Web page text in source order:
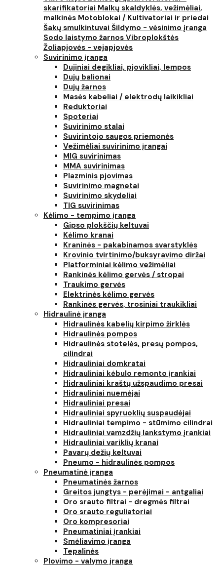
skarifikatoriai Malkų skaldyklės, vežimėliai,
malkinės Motoblokai / Kultivatoriai ir priedai
Šakų smulkintuvai Šildymo - vėsinimo įranga
Sodo laistymo žarnos Vibroplokštės
Žoliapjovės - vejapjovės
Suvirinimo įranga
Dujiniai degikliai, pjovikliai, lempos
Dujų balionai
Dujų žarnos
Masės kabeliai / elektrodų laikikliai
Reduktoriai
Spoteriai
Suvirinimo stalai
Suvirintojo saugos priemonės
Vežimėliai suvirinimo įrangai
MIG suvirinimas
MMA suvirinimas
Plazminis pjovimas
Suvirinimo magnetai
Suvirinimo skydeliai
TIG suvirinimas
Kėlimo - tempimo įranga
Gipso plokščių keltuvai
Kėlimo kranai
Kraninės - pakabinamos svarstyklės
Krovinio tvirtinimo/buksyravimo diržai
Platforminiai kėlimo vežimėliai
Rankinės kėlimo gervės / stropai
Traukimo gervės
Elektrinės kėlimo gervės
Rankinės gervės, trosiniai traukikliai
Hidraulinė įranga
Hidraulinės kabelių kirpimo žirklės
Hidraulinės pompos
Hidraulinės stotelės, presų pompos,
cilindrai
Hidrauliniai domkratai
Hidrauliniai kėbulo remonto įrankiai
Hidrauliniai kraštų užspaudimo presai
Hidrauliniai nuemėjai
Hidrauliniai presai
Hidrauliniai spyruoklių suspaudėjai
Hidrauliniai tempimo - stūmimo cilindrai
Hidrauliniai vamzdžių lankstymo įrankiai
Hidrauliniai variklių kranai
Pavarų dežių keltuvai
Pneumo - hidraulinės pompos
Pneumatinė įranga
Pneumatinės žarnos
Greitos jungtys - perėjimai - antgaliai
Oro srauto filtrai - dregmės filtrai
Oro srauto reguliatoriai
Oro kompresoriai
Pneumatiniai įrankiai
Smėliavimo įranga
Tepalinės
Plovimo - valymo įranga